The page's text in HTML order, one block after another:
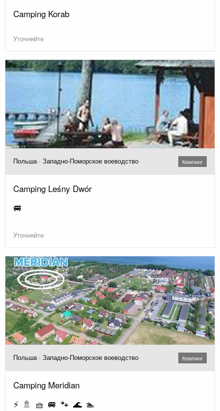
Camping Korab
Уточняйте
Польша · Западно-Поморское воеводство Кемпинг
Camping Leśny Dwór
🚐
Уточняйте
Польша · Западно-Поморское воеводство Кемпинг
Camping Meridian
⚡ 🚿 🧺 🚐 🐾 🌊 🏊